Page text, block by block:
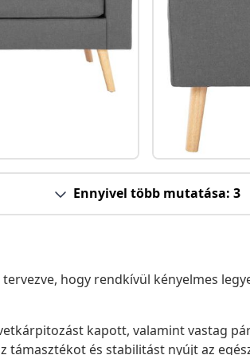
Ennyivel több mutatása: 3
hogy rendkívül kényelmes
kapott, valamint vastag
támasztékot és stabilitást nyújt az